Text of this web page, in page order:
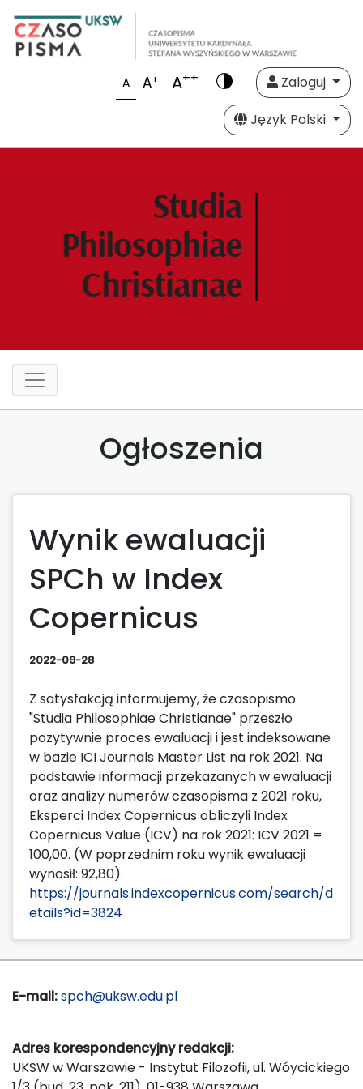
A A+ A++
Zaloguj
Język Polski
Ogłoszenia
Wynik ewaluacji
SPCh w Index
Copernicus
2022-09-28
Z satysfakcją informujemy, że czasopismo
"Studia Philosophiae Christianae" przeszło
pozytywnie proces ewaluacji i jest indeksowane
w bazie ICI Journals Master List na rok 2021. Na
podstawie informacji przekazanych w ewaluacji
oraz analizy numerów czasopisma z 2021 roku,
Eksperci Index Copernicus obliczyli Index
Copernicus Value (ICV) na rok 2021: ICV 2021 =
100,00. (W poprzednim roku wynik ewaluacji
wynosił: 92,80).
https://journals.indexcopernicus.com/search/d
etails?id=3824
E-mail:spch@uksw.edu.pl
Adres korespondencyjny redakcji:
UKSW w Warszawie - Instytut Filozofii, ul. Wóycickiego